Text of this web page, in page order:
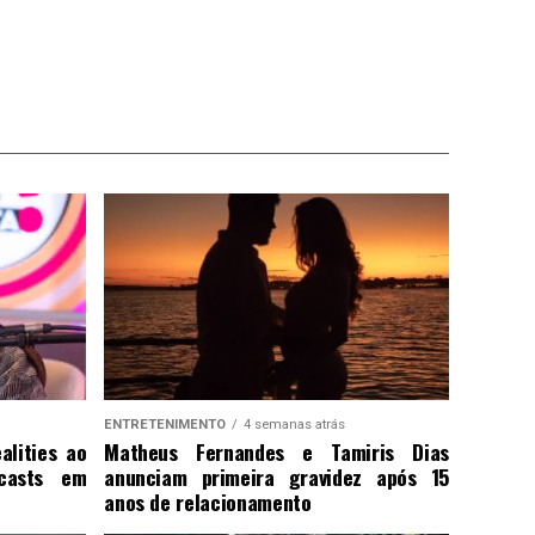
ao
em
ENTRETENIMENTO 4 semanas atrás
Matheus Fernandes e Tamiris Dias
anunciam primeira gravidez após 15
anos de relacionamento